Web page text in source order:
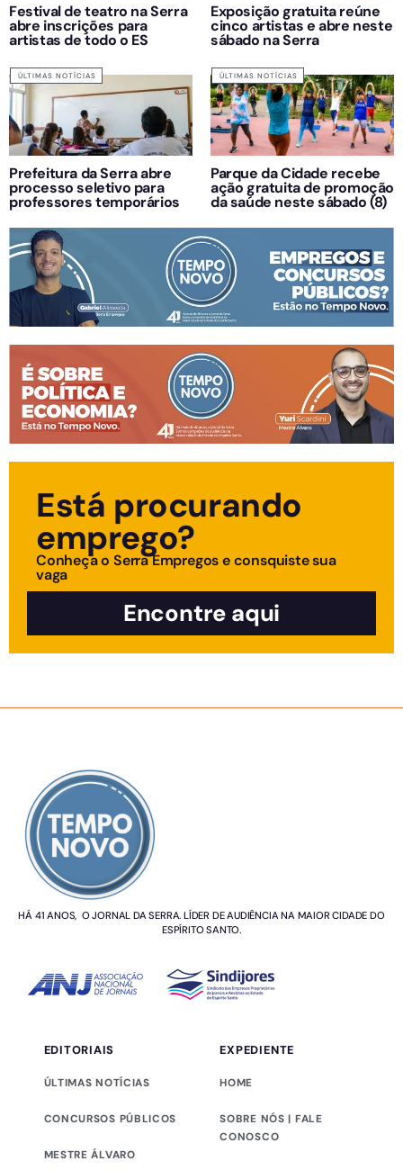
Festival de teatro na Serra
abre inscrições para
artistas de todo o ES
Exposição gratuita reúne
cinco artistas e abre neste
sábado na Serra
ÚLTIMAS NOTÍCIAS
Prefeitura da Serra abre
processo seletivo para
professores temporários
ÚLTIMAS NOTÍCIAS
Parque da Cidade recebe
ação gratuita de promoção
da saúde neste sábado (8)
Está procurando
emprego?
Conheça o Serra Empregos e consquiste sua
vaga
Encontre aqui
HÁ 41 ANOS, O JORNAL DA SERRA. LÍDER DE AUDIÊNCIA NA MAIOR CIDADE DO
ESPÍRITO SANTO.
EDITORIAIS
ÚLTIMAS NOTÍCIAS
CONCURSOS PÚBLICOS
MESTRE ÁLVARO
EXPEDIENTE
HOME
SOBRE NÓS | FALE
CONOSCO